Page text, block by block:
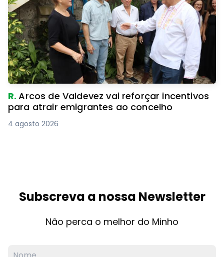
R.Arcos de Valdevez vai reforçar incentivos
para atrair emigrantes ao concelho
4 agosto 2026
Subscreva a nossa Newsletter
Não perca o melhor do Minho